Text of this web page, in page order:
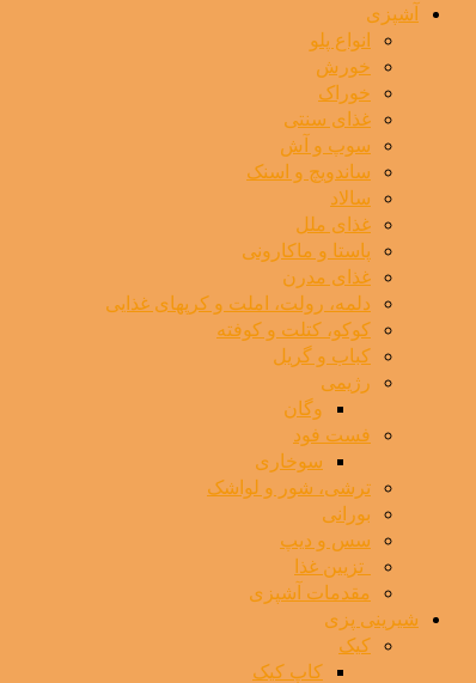
آشپزی
انواع پلو
خورش
خوراک
غذای سنتی
سوپ و آش
ساندویچ و اسنک
سالاد
غذای ملل
پاستا و ماکارونی
غذای مدرن
دلمه، رولت، املت و کرپهای غذایی
کوکو، کتلت و کوفته
کباب و گریل
رژیمی
وگان
فست فود
سوخاری
ترشی، شور و لواشک
بورانی
سس و دیپ
⁯ ‌ تزیین غذا
مقدمات آشپزی
شیرینی پزی
کیک
کاپ کیک